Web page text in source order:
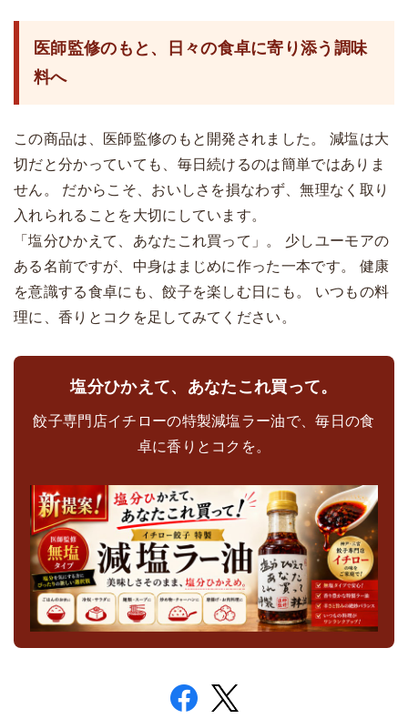
医師監修のもと、日々の食卓に寄り添う調味
料へ
この商品は、医師監修のもと開発されました。 減塩は大
切だと分かっていても、毎日続けるのは簡単ではありま
せん。 だからこそ、おいしさを損なわず、無理なく取り
入れられることを大切にしています。
「塩分ひかえて、あなたこれ買って」。 少しユーモアの
ある名前ですが、中身はまじめに作った一本です。 健康
を意識する食卓にも、餃子を楽しむ日にも。 いつもの料
理に、香りとコクを足してみてください。
塩分ひかえて、あなたこれ買って。
餃子専門店イチローの特製減塩ラー油で、毎日の食
卓に香りとコクを。